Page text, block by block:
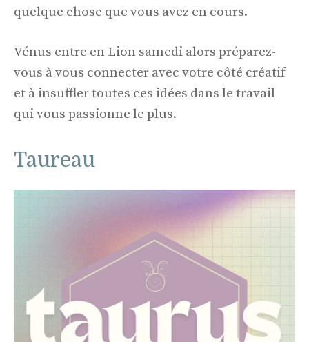
quelque chose que vous avez en cours.
Vénus entre en Lion samedi alors préparez-
vous à vous connecter avec votre côté créatif
et à insuffler toutes ces idées dans le travail
qui vous passionne le plus.
Taureau